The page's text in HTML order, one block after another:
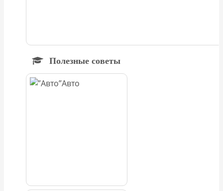
Полезные советы
Авто